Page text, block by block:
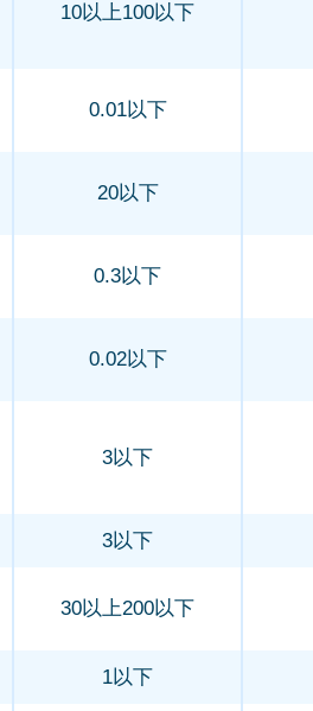
10以上100以下
0.01以下
20以下
0.3以下
0.02以下
3以下
3以下
30以上200以下
1以下